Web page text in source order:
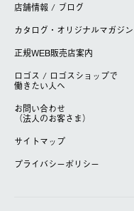
店舗情報 / ブログ
カタログ・オリジナルマガジン
正規WEB販売店案内
ロゴス / ロゴスショップで
働きたい人へ
お問い合わせ
（法人のお客さま）
サイトマップ
プライバシーポリシー